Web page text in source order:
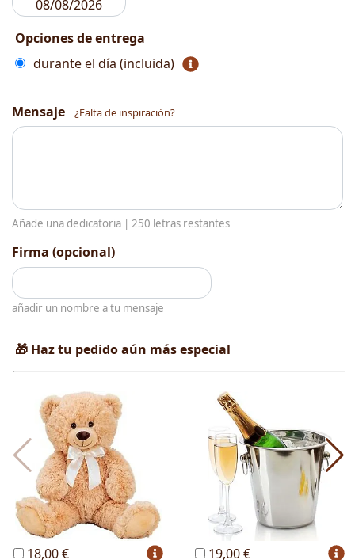
Opciones de entrega
durante el día (incluida)
Mensaje ¿Falta de inspiración?
Añade una dedicatoria | 250 letras restantes
Firma (opcional)
añadir un nombre a tu mensaje
🎁 Haz tu pedido aún más especial
18,00 € 19,00 €